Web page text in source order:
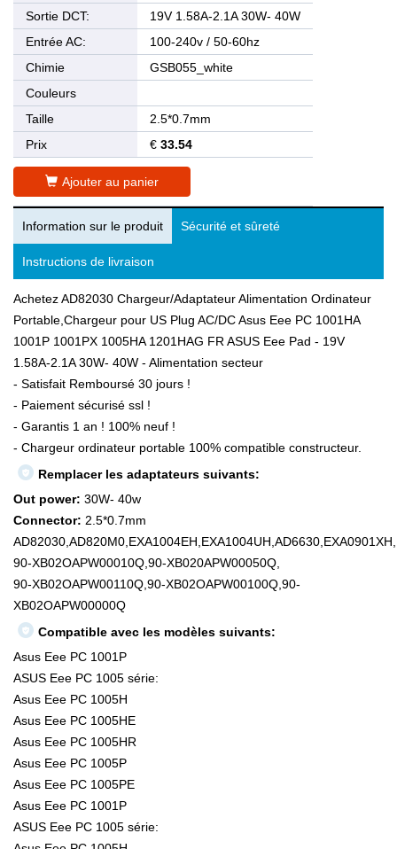
Sortie DCT:
19V 1.58A-2.1A 30W- 40W
Entrée AC:
100-240v / 50-60hz
Chimie
GSB055_white
Couleurs
Taille
2.5*0.7mm
Prix
€ 33.54
Ajouter au panier
Information sur le produit Sécurité et sûreté
Instructions de livraison
Achetez AD82030 Chargeur/Adaptateur Alimentation Ordinateur
Portable,Chargeur pour US Plug AC/DC Asus Eee PC 1001HA
1001P 1001PX 1005HA 1201HAG FR ASUS Eee Pad - 19V
1.58A-2.1A 30W- 40W - Alimentation secteur
- Satisfait Remboursé 30 jours !
- Paiement sécurisé ssl !
- Garantis 1 an ! 100% neuf !
- Chargeur ordinateur portable 100% compatible constructeur.
Remplacer les adaptateurs suivants:
Out power: 30W- 40w
Connector: 2.5*0.7mm
AD82030,AD820M0,EXA1004EH,EXA1004UH,AD6630,EXA0901XH,
90-XB02OAPW00010Q,90-XB020APW00050Q,
90-XB02OAPW00110Q,90-XB02OAPW00100Q,90-
XB02OAPW00000Q
Compatible avec les modèles suivants:
Asus Eee PC 1001P
ASUS Eee PC 1005 série:
Asus Eee PC 1005H
Asus Eee PC 1005HE
Asus Eee PC 1005HR
Asus Eee PC 1005P
Asus Eee PC 1005PE
Asus Eee PC 1001P
ASUS Eee PC 1005 série: